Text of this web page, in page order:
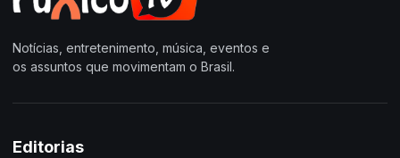
Notícias, entretenimento, música, eventos e
os assuntos que movimentam o Brasil.
Editorias